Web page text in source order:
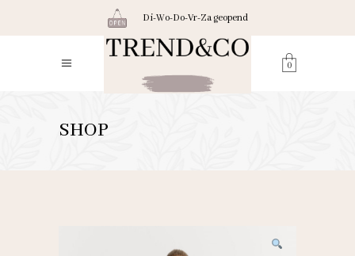
Di-Wo-Do-Vr-Za geopend
0
SHOP